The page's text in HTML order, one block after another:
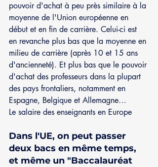
pouvoir d'achat à peu près similaire à la
moyenne de l'Union européenne en
début et en fin de carrière. Celui-ci est
en revanche plus bas que la moyenne en
milieu de carrière (après 10 et 15 ans
d'ancienneté). Et plus bas que le pouvoir
d'achat des professeurs dans la plupart
des pays frontaliers, notamment en
Espagne, Belgique et Allemagne…
Le salaire des enseignants en Europe
Dans l'UE, on peut passer
deux bacs en même temps,
et même un "Baccalauréat